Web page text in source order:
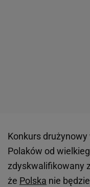
Konkurs drużynowy
Polaków od
zdyskwalifikowany
że Polska nie